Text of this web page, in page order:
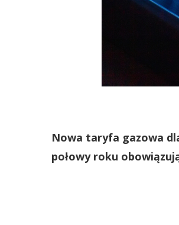
Nowa taryfa gazowa
połowy roku